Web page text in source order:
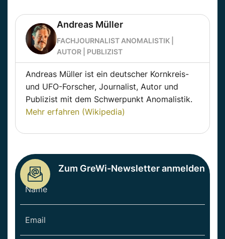
Andreas Müller
FACHJOURNALIST ANOMALISTIK |
AUTOR | PUBLIZIST
Andreas Müller ist ein deutscher Kornkreis-
und UFO-Forscher, Journalist, Autor und
Publizist mit dem Schwerpunkt Anomalistik.
Mehr erfahren (Wikipedia)
Zum GreWi-Newsletter anmelden